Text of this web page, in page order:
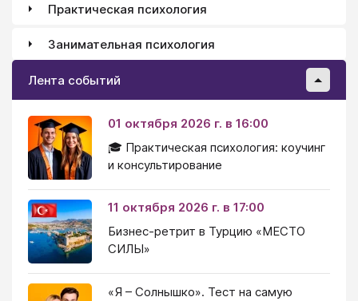
Практическая психология
Занимательная психология
Лента событий
01 октября 2026 г. в 16:00
🎓 Практическая психология: коучинг
и консультирование
11 октября 2026 г. в 17:00
Бизнес-ретрит в Турцию «МЕСТО
СИЛЫ»
«Я – Солнышко». Тест на самую